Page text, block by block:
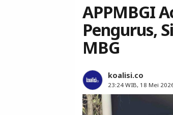
APPMBGI
Pengurus,
MBG
koalisi.co
23:24 WIB, 18 Mei